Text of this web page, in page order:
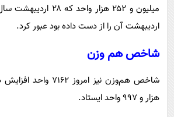
اردیبهشت آن را از دست داده بود عبور کرد.
شاخص هم وزن
هزار و ۹۹۷ واحد ایستاد.